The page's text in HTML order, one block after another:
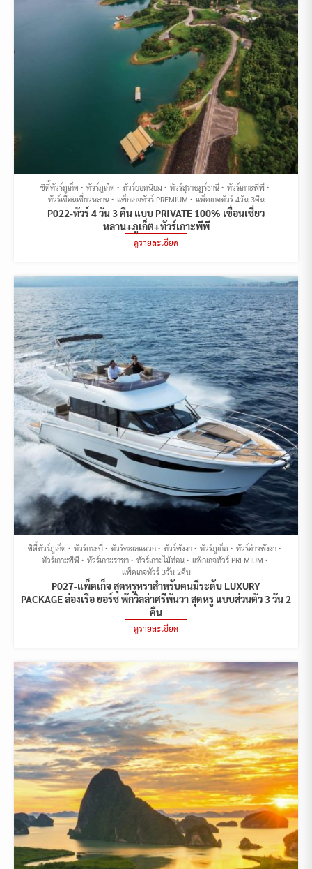
ซิตี้ทัวร์ภูเก็ต ทัวร์ภูเก็ต ทัวร์ยอดนิยม ทัวร์สุราษฎร์ธานี
ทัวร์เกาะพีพี
ทัวร์เขื่อนเชี่ยวหลาน
แพ็กเกจทัวร์ PREMIUM แพ็คเกจทัวร์ 4วัน 3คืน
P022-ทัวร์ 4 วัน 3 คืน แบบ PRIVATE 100% เขื่อนเชี่ยว
หลาน+ภูเก็ต+ทัวร์เกาะพีพี
ดูรายละเอียด
ซิตี้ทัวร์ภูเก็ต ทัวร์กระบี่ ทัวร์ทะเลแหวก ทัวร์พังงา ทัวร์ภูเก็ต
ทัวร์อ่าวพังงา
ทัวร์เกาะพีพี
ทัวร์เกาะราชา ทัวร์เกาะไม้ท่อน
แพ็กเกจทัวร์ PREMIUM
แพ็คเกจทัวร์ 3วัน 2คืน
P027-แพ็คเก็จ สุดหรูหราสำหรับคนมีระดับ LUXURY
PACKAGE ล่องเรือ ยอร์ช พักวิลล่าศรีพันวา สุดหรู แบบส่วนตัว 3 วัน 2
คืน
ดูรายละเอียด